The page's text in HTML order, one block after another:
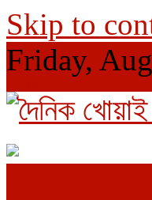
Skip to
Friday,
দৈনিক খোয়াই । The Daily
Official Newspaper